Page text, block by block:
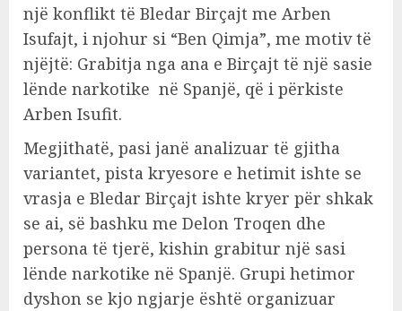
një konflikt të Bledar Birçajt me Arben
Isufajt, i njohur si “Ben Qimja”, me motiv të
njëjtë: Grabitja nga ana e Birçajt të një sasie
lënde narkotike në Spanjë, që i përkiste
Arben Isufit.
Megjithatë, pasi janë analizuar të gjitha
variantet, pista kryesore e hetimit ishte se
vrasja e Bledar Birçajt ishte kryer për shkak
se ai, së bashku me Delon Troqen dhe
persona të tjerë, kishin grabitur një sasi
lënde narkotike në Spanjë. Grupi hetimor
dyshon se kjo ngjarje është organizuar